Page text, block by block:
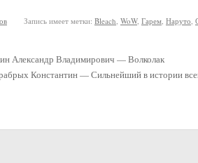
Запись имеет метки: Bleach, WoW, Гарем, Наруто,
Владимирович — Волколак
Константин — Сильнейший в истории